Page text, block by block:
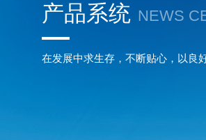
产品系统 NEWS
在发展中求生存，不断贴心，以良